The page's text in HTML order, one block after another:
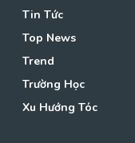
Tin Tức
Top News
Trend
Trường Học
Xu Hướng Tóc